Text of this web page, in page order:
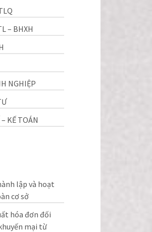
– BHXH
NGHIỆP
KẾ TOÁN
lập và hoạt
cơ sở
hóa đơn đối
mại từ